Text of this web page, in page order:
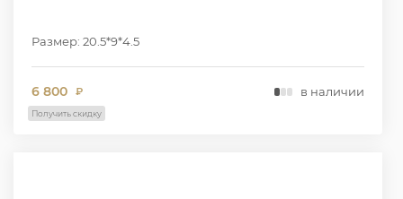
Размер: 20.5*9*4.5
6 800 ₽ в наличии
Получить скидку